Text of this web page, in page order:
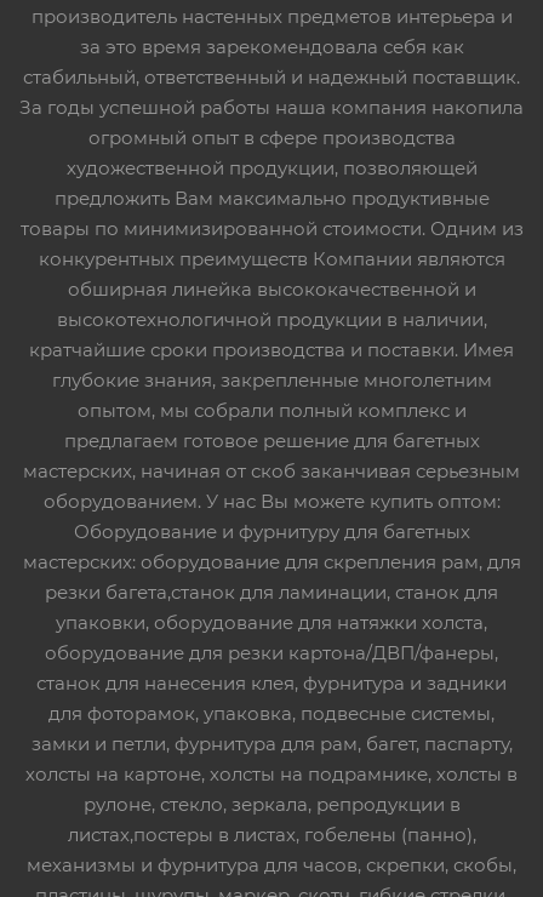
производитель настенных предметов интерьера и
за это время зарекомендовала себя как
стабильный, ответственный и надежный поставщик.
За годы успешной работы наша компания накопила
огромный опыт в сфере производства
художественной продукции, позволяющей
предложить Вам максимально продуктивные
товары по минимизированной стоимости. Одним из
конкурентных преимуществ Компании являются
обширная линейка высококачественной и
высокотехнологичной продукции в наличии,
кратчайшие сроки производства и поставки. Имея
глубокие знания, закрепленные многолетним
опытом, мы собрали полный комплекс и
предлагаем готовое решение для багетных
мастерских, начиная от скоб заканчивая серьезным
оборудованием. У нас Вы можете купить оптом:
Оборудование и фурнитуру для багетных
мастерских: оборудование для скрепления рам, для
резки багета,станок для ламинации, станок для
упаковки, оборудование для натяжки холста,
оборудование для резки картона/ДВП/фанеры,
станок для нанесения клея, фурнитура и задники
для фоторамок, упаковка, подвесные системы,
замки и петли, фурнитура для рам, багет, паспарту,
холсты на картоне, холсты на подрамнике, холсты в
рулоне, стекло, зеркала, репродукции в
листах,постеры в листах, гобелены (панно),
механизмы и фурнитура для часов, скрепки, скобы,